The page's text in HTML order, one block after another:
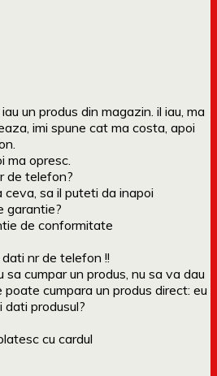
un produs din magazin. il iau, ma
imi spune cat ma costa, apoi
ma opresc.
de telefon?
ceva, sa il puteti da inapoi
garantie?
de conformitate
nr de telefon !!
sa cumpar un produs, nu sa va dau
cumpara un produs direct: eu
dati produsul?
cu cardul